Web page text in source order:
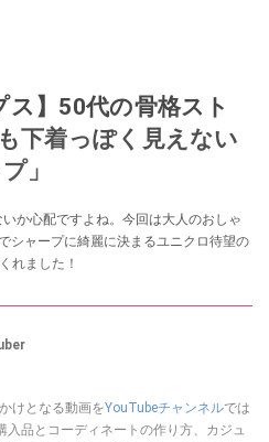
ス】50代の骨格スト
下着っぽく見えない
」
か心配ですよね。今回は大人のおしゃ
シャープに綺麗に決まるユニクロ待望の
れました！
けとなる動画をYouTubeチャンネルでは
入品とコーディネートの作り方、カジュ